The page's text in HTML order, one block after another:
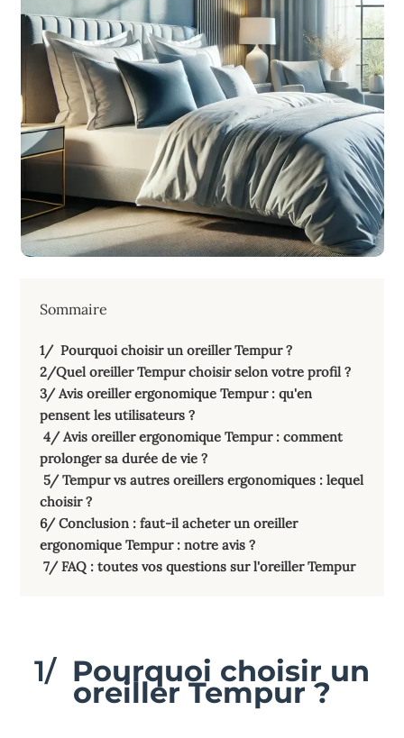
Sommaire
1/ Pourquoi choisir un oreiller Tempur ?
2/Quel oreiller Tempur choisir selon votre profil ?
3/ Avis oreiller ergonomique Tempur : qu'en
pensent les utilisateurs ?
4/ Avis oreiller ergonomique Tempur : comment
prolonger sa durée de vie ?
5/ Tempur vs autres oreillers ergonomiques : lequel
choisir ?
6/ Conclusion : faut-il acheter un oreiller
ergonomique Tempur : notre avis ?
7/ FAQ : toutes vos questions sur l'oreiller Tempur
1/ Pourquoi choisir un
oreiller Tempur ?